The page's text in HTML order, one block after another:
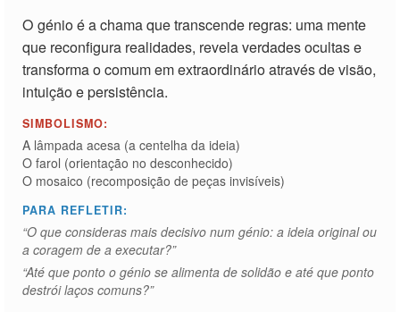
O génio é a chama que transcende regras: uma mente
que reconfigura realidades, revela verdades ocultas e
transforma o comum em extraordinário através de visão,
intuição e persistência.
SIMBOLISMO:
A lâmpada acesa (a centelha da ideia)
O farol (orientação no desconhecido)
O mosaico (recomposição de peças invisíveis)
PARA REFLETIR:
“O que consideras mais decisivo num génio: a ideia original ou
a coragem de a executar?”
“Até que ponto o génio se alimenta de solidão e até que ponto
destrói laços comuns?”